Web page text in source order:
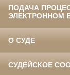
ПОДАЧА
ЭЛЕКТРОННОМ
О СУДЕ
СУДЕЙСКОЕ